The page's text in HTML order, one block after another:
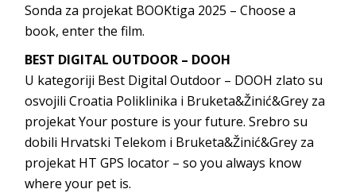
Sonda za projekat BOOKtiga 2025 – Choose a
book, enter the film.
BEST DIGITAL OUTDOOR – DOOH
U kategoriji Best Digital Outdoor – DOOH zlato su
osvojili Croatia Poliklinika i Bruketa&Žinić&Grey za
projekat Your posture is your future. Srebro su
dobili Hrvatski Telekom i Bruketa&Žinić&Grey za
projekat HT GPS locator – so you always know
where your pet is.